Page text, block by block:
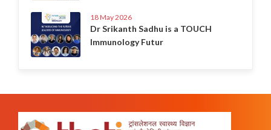
18 May 2026
Dr Srikanth Sadhu is a TOUCH
Immunology Futur